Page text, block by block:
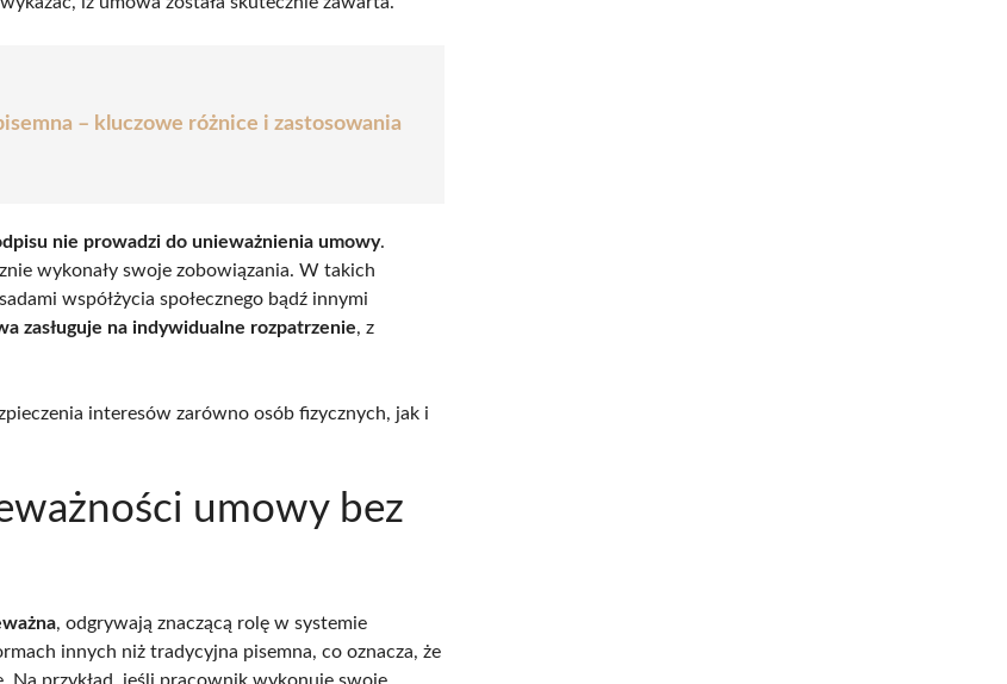
– kluczowe różnice i zastosowania
nie prowadzi do unieważnienia umowy.
wykonały swoje zobowiązania. W takich
współżycia społecznego bądź innymi
zasługuje na indywidualne rozpatrzenie, z
interesów zarówno osób fizycznych, jak i
umowy bez
, odgrywają znaczącą rolę w systemie
innych niż tradycyjna pisemna, co oznacza, że
Na przykład, jeśli pracownik wykonuje swoje